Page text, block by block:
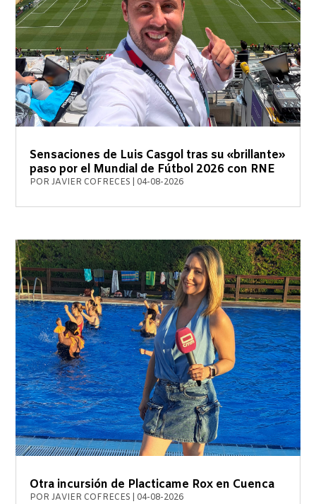
Sensaciones de Luis Casgol tras su «brillante»
paso por el Mundial de Fútbol 2026 con RNE
PORJAVIER COFRECES 04-08-2026
Otra incursión de Placticame Rox en Cuenca
PORJAVIER COFRECES 04-08-2026